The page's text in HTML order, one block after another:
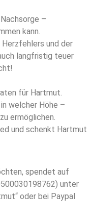
–
kann.
Herzfehlers und der
langfristig teuer
für Hartmut.
welcher Höhe –
ermöglichen.
und schenkt Hartmut
spendet auf
unter
oder bei Paypal